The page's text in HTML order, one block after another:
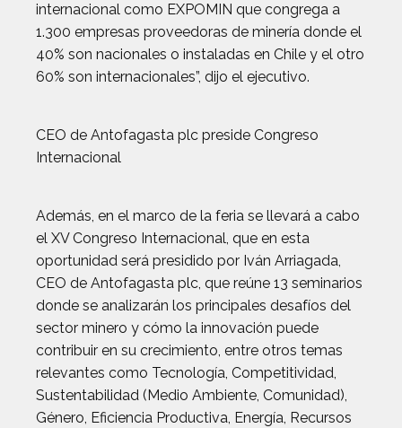
internacional como EXPOMIN que congrega a
1.300 empresas proveedoras de minería donde el
40% son nacionales o instaladas en Chile y el otro
60% son internacionales”, dijo el ejecutivo.
CEO de Antofagasta plc preside Congreso
Internacional
Además, en el marco de la feria se llevará a cabo
el XV Congreso Internacional, que en esta
oportunidad será presidido por Iván Arriagada,
CEO de Antofagasta plc, que reúne 13 seminarios
donde se analizarán los principales desafíos del
sector minero y cómo la innovación puede
contribuir en su crecimiento, entre otros temas
relevantes como Tecnología, Competitividad,
Sustentabilidad (Medio Ambiente, Comunidad),
Género, Eficiencia Productiva, Energía, Recursos